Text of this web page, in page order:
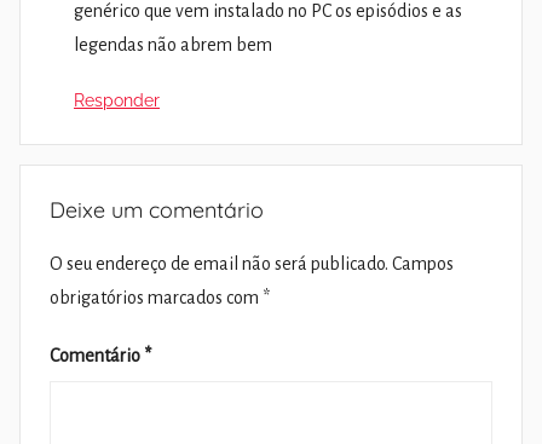
genérico que vem instalado no PC os episódios e as
legendas não abrem bem
Responder
Deixe um comentário
O seu endereço de email não será publicado. Campos
obrigatórios marcados com *
Comentário *